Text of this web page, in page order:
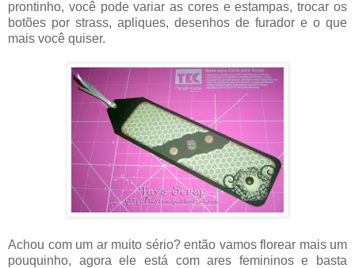
prontinho, você pode variar as cores e estampas, trocar os
botões por strass, apliques, desenhos de furador e o que
mais você quiser.
Achou com um ar muito sério? então vamos florear mais um
pouquinho, agora ele está com ares femininos e basta